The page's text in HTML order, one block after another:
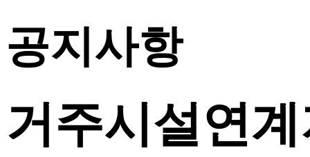
공지사항
거주시설연